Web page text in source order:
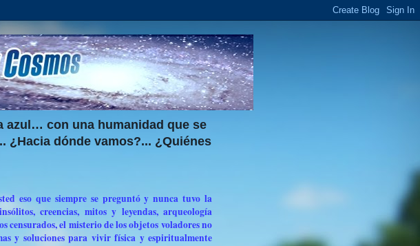
con una humanidad que se
¿Hacia dónde vamos?... ¿Quiénes
eso que siempre se preguntó y nunca tuvo la
creencias, mitos y leyendas, arqueología
censurados, el misterio de los objetos voladores no
y soluciones para vivir física y espiritualmente